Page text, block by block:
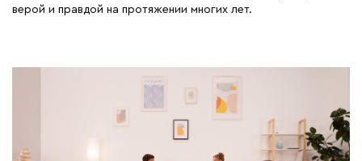
верой и правдой на протяжении многих лет.